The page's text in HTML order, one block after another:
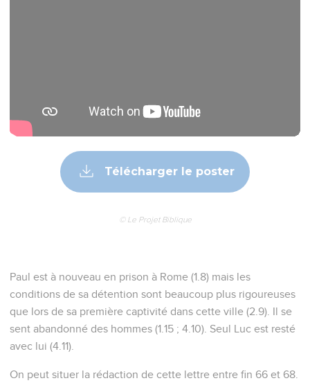
Télécharger le poster
© Le Projet Biblique
Paul est à nouveau en prison à Rome (1.8) mais les
conditions de sa détention sont beaucoup plus rigoureuses
que lors de sa première captivité dans cette ville (2.9). Il se
sent abandonné des hommes (1.15 ; 4.10). Seul Luc est resté
avec lui (4.11).
On peut situer la rédaction de cette lettre entre fin 66 et 68.